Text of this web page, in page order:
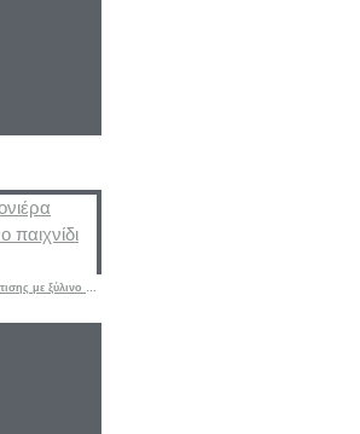
Παιδική μπομπονιέρα βάπτισης με ξύλινο παιχνίδι σχοινάκι